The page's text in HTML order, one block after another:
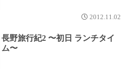
2012.11.02
長野旅行紀2 〜初日 ランチタイ
ム〜